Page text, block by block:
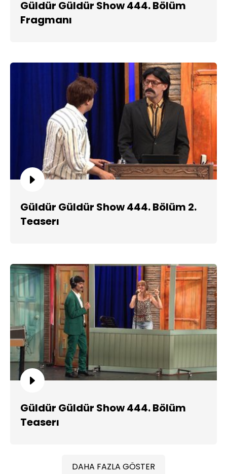
Güldür Güldür Show 444. Bölüm
Fragmanı
Güldür Güldür Show 444. Bölüm 2.
Teaserı
Güldür Güldür Show 444. Bölüm
Teaserı
DAHA FAZLA GÖSTER